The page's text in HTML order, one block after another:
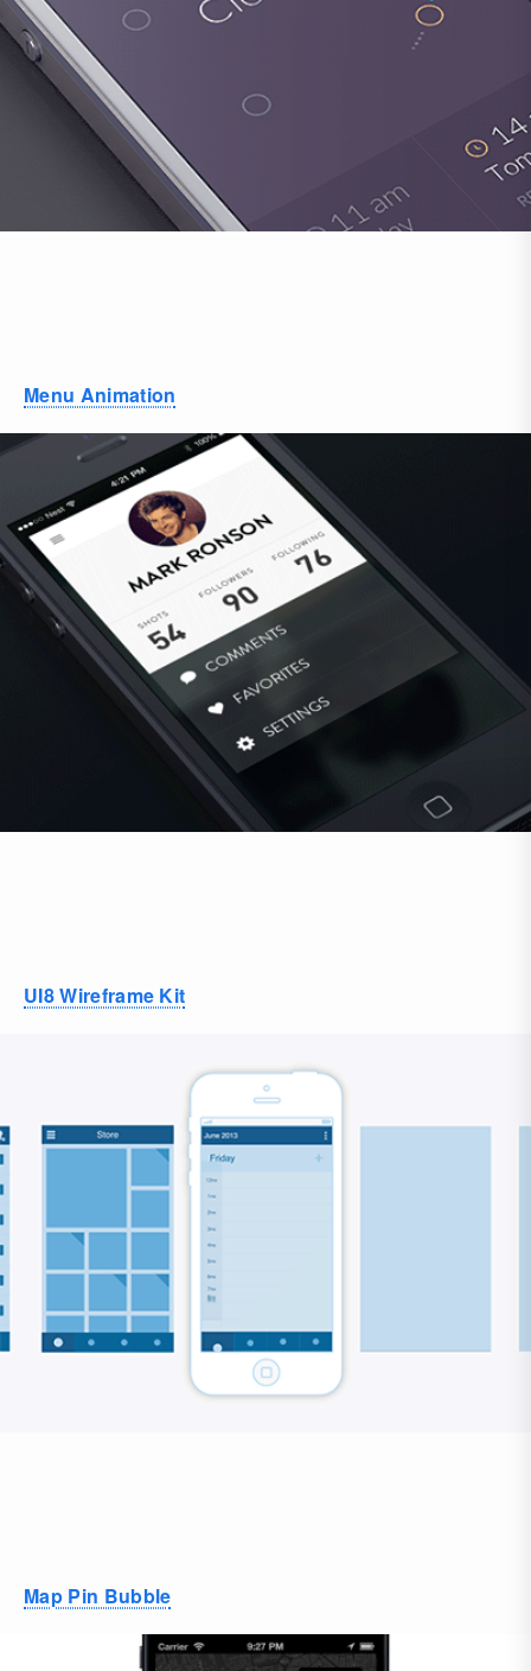
Menu Animation
UI8 Wireframe Kit
Map Pin Bubble